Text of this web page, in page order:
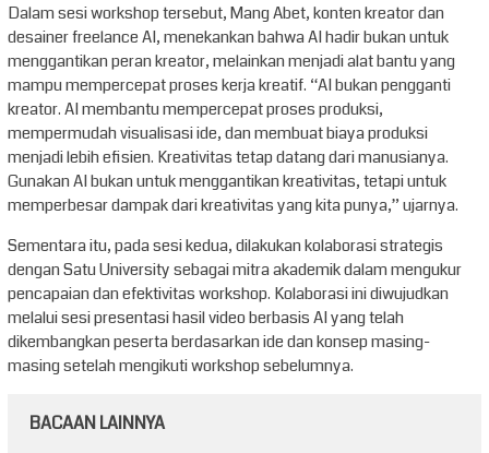
Dalam sesi workshop tersebut, Mang Abet, konten kreator dan
desainer freelance AI, menekankan bahwa AI hadir bukan untuk
menggantikan peran kreator, melainkan menjadi alat bantu yang
mampu mempercepat proses kerja kreatif. “AI bukan pengganti
kreator. AI membantu mempercepat proses produksi,
mempermudah visualisasi ide, dan membuat biaya produksi
menjadi lebih efisien. Kreativitas tetap datang dari manusianya.
Gunakan AI bukan untuk menggantikan kreativitas, tetapi untuk
memperbesar dampak dari kreativitas yang kita punya,” ujarnya.
Sementara itu, pada sesi kedua, dilakukan kolaborasi strategis
dengan Satu University sebagai mitra akademik dalam mengukur
pencapaian dan efektivitas workshop. Kolaborasi ini diwujudkan
melalui sesi presentasi hasil video berbasis AI yang telah
dikembangkan peserta berdasarkan ide dan konsep masing-
masing setelah mengikuti workshop sebelumnya.
BACAAN LAINNYA